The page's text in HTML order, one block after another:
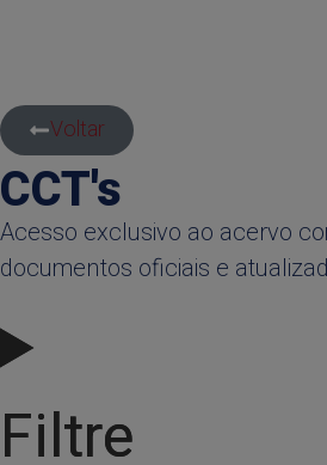
Voltar
CCT's
Acesso exclusivo ao acervo
documentos oficiais e
Filtre
Filtre